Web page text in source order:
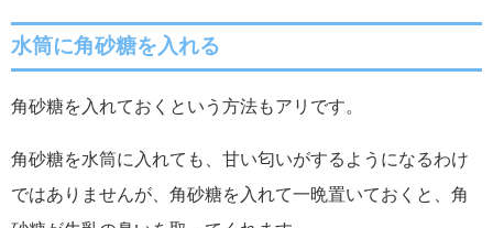
水筒に角砂糖を入れる
角砂糖を入れておくという方法もアリです。
角砂糖を水筒に入れても、甘い匂いがするようになるわけ
ではありませんが、角砂糖を入れて一晩置いておくと、角